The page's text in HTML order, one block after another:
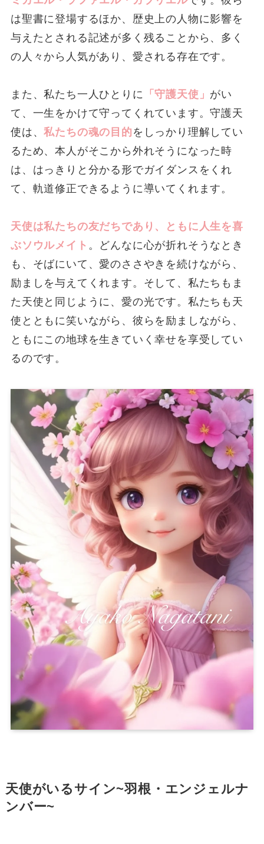
は聖書に登場するほか、歴史上の人物に影響を
与えたとされる記述が多く残ることから、多く
の人々から人気があり、愛される存在です。
また、私たち一人ひとりに 「守護天使」 がい
て、一生をかけて守ってくれています。守護天
使は、私たちの魂の目的 をしっかり理解してい
るため、本人がそこから外れそうになった時
は、はっきりと分かる形でガイダンスをくれ
て、軌道修正できるように導いてくれます。
天使は私たちの友だちであり、ともに人生を喜
ぶソウルメイト 。どんなに心が折れそうなとき
も、そばにいて、愛のささやきを続けながら、
励ましを与えてくれます。そして、私たちもま
た天使と同じように、愛の光です。私たちも天
使とともに笑いながら、彼らを励ましながら、
ともにこの地球を生きていく幸せを享受してい
るのです。
天使がいるサイン~羽根・エンジェルナ
ンバー~